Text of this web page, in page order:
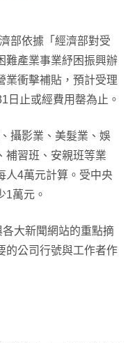
部依據「經濟部對受
難產業事業紓困振興辦
業衝擊補貼，預計受理
日止或經費用罄為止。
攝影業、美髮業、娛
補習班、安親班等業
人4萬元計算。受中央
1萬元。
大新聞網站的重點摘
的公司行號與工作者作